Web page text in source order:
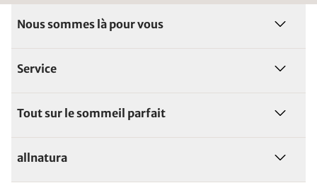
Nous sommes là pour vous
Service
Tout sur le sommeil parfait
allnatura